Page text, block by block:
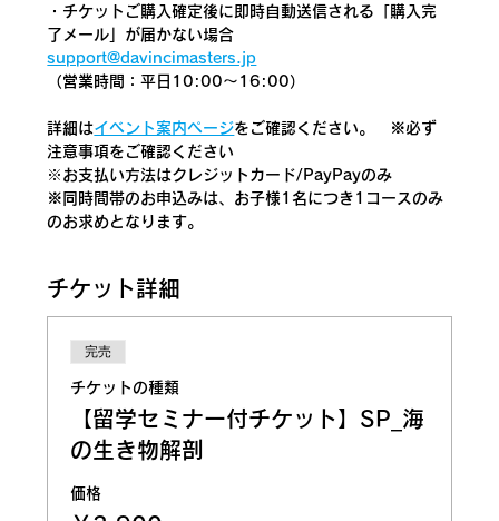
・チケットご購入確定後に即時自動送信される「購入完
了メール」が届かない場合
support@davincimasters.jp
（営業時間：平日10:00～16:00）
詳細はイベント案内ページをご確認ください。
※必ず
注意事項をご確認ください
​※お支払い方法はクレジットカード/PayPayのみ
※同時間帯のお申込みは、お子様1名につき1コースのみ
のお求めとなります。
チケット詳細
完売
チケットの種類
【留学セミナー付チケット】SP_海
の生き物解剖
価格